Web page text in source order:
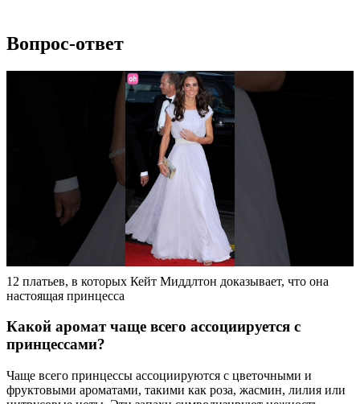
Вопрос-ответ
12 платьев, в которых Кейт Миддлтон доказывает, что она
настоящая принцесса
Какой аромат чаще всего ассоциируется с
принцессами?
Чаще всего принцессы ассоциируются с цветочными и
фруктовыми ароматами, такими как роза, жасмин, лилия или